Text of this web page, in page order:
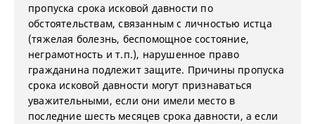
пропуска срока исковой давности по
обстоятельствам, связанным с личностью истца
(тяжелая болезнь, беспомощное состояние,
неграмотность и т.п.), нарушенное право
гражданина подлежит защите. Причины пропуска
срока исковой давности могут признаваться
уважительными, если они имели место в
последние шесть месяцев срока давности, а если